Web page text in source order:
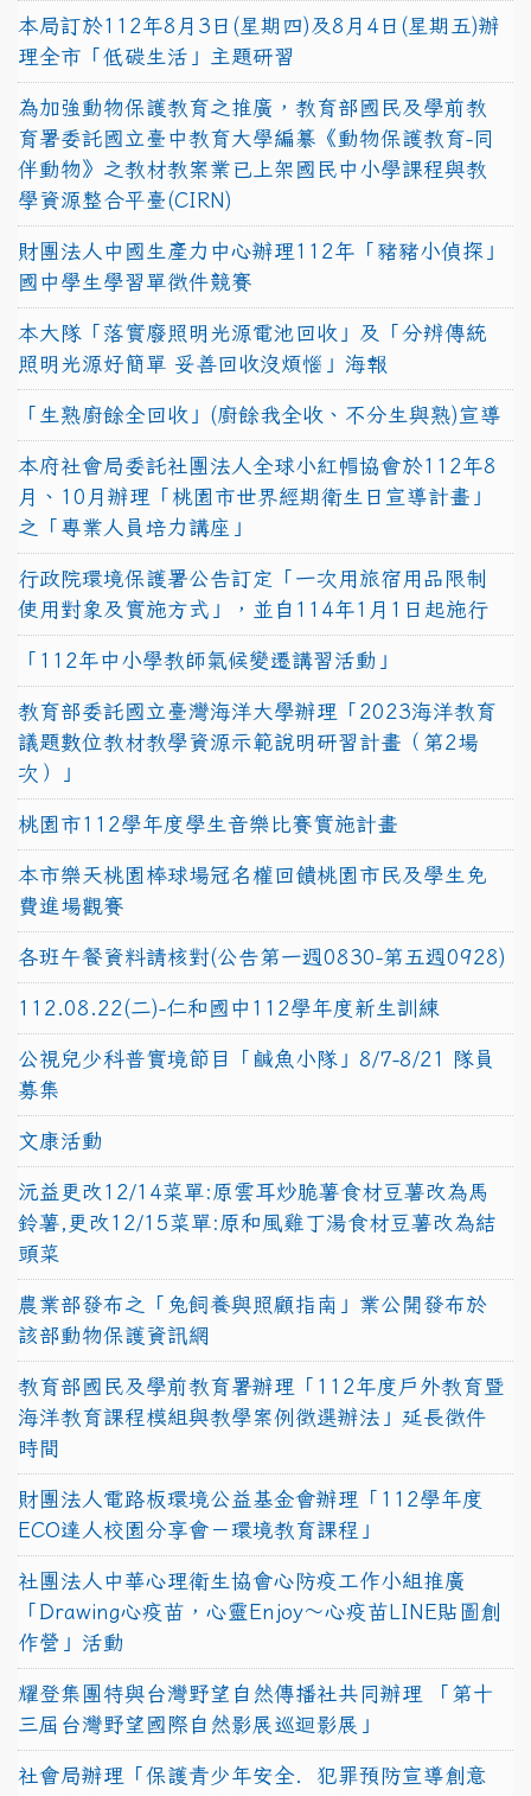
本局訂於112年8月3日(星期四)及8月4日(星期五)辦
理全市「低碳生活」主題研習
為加強動物保護教育之推廣，教育部國民及學前教
育署委託國立臺中教育大學編纂《動物保護教育-同
伴動物》之教材教案業已上架國民中小學課程與教
學資源整合平臺(CIRN)
財團法人中國生產力中心辦理112年「豬豬小偵探」
國中學生學習單徵件競賽
本大隊「落實廢照明光源電池回收」及「分辨傳統
照明光源好簡單 妥善回收沒煩惱」海報
「生熟廚餘全回收」(廚餘我全收、不分生與熟)宣導
本府社會局委託社團法人全球小紅帽協會於112年8
月、10月辦理「桃園市世界經期衛生日宣導計畫」
之「專業人員培力講座」
行政院環境保護署公告訂定「一次用旅宿用品限制
使用對象及實施方式」，並自114年1月1日起施行
「112年中小學教師氣候變遷講習活動」
教育部委託國立臺灣海洋大學辦理「2023海洋教育
議題數位教材教學資源示範說明研習計畫（第2場
次）」
桃園市112學年度學生音樂比賽實施計畫
本市樂天桃園棒球場冠名權回饋桃園市民及學生免
費進場觀賽
各班午餐資料請核對(公告第一週0830-第五週0928)
112.08.22(二)-仁和國中112學年度新生訓練
公視兒少科普實境節目「鹹魚小隊」8/7-8/21 隊員
募集
文康活動
沅益更改12/14菜單:原雲耳炒脆薯食材豆薯改為馬
鈴薯,更改12/15菜單:原和風雞丁湯食材豆薯改為結
頭菜
農業部發布之「兔飼養與照顧指南」業公開發布於
該部動物保護資訊網
教育部國民及學前教育署辦理「112年度戶外教育暨
海洋教育課程模組與教學案例徵選辦法」延長徵件
時間
財團法人電路板環境公益基金會辦理「112學年度
ECO達人校園分享會－環境教育課程」
社團法人中華心理衛生協會心防疫工作小組推廣
「Drawing心疫苗，心靈Enjoy〜心疫苗LINE貼圖創
作營」活動
耀登集團特與台灣野望自然傳播社共同辦理 「第十
三屆台灣野望國際自然影展巡迴影展」
社會局辦理「保護青少年安全．犯罪預防宣導創意